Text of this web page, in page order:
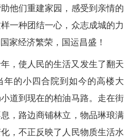
他们重建家园，感受到亲情的
一种团结一心，众志成城的力
家经济繁荣，国运昌盛！
，使人民的生活又发生了翻天
年的小四合院到如今的高楼大
道到现在的柏油马路。走在街
，路边商铺林立，物品琳琅满
，不正反映了人民物质生活水